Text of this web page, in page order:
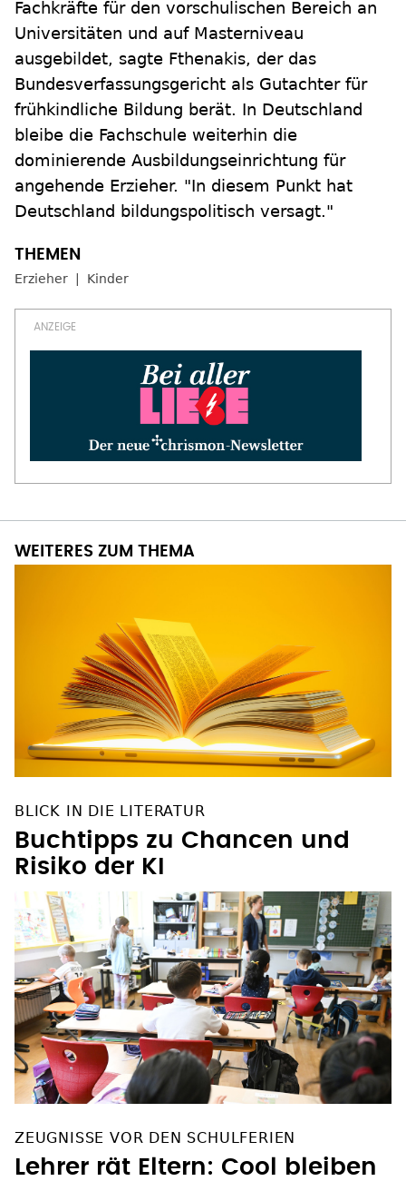
Fachkräfte für den vorschulischen Bereich an
Universitäten und auf Masterniveau
ausgebildet, sagte Fthenakis, der das
Bundesverfassungsgericht als Gutachter für
frühkindliche Bildung berät. In Deutschland
bleibe die Fachschule weiterhin die
dominierende Ausbildungseinrichtung für
angehende Erzieher. "In diesem Punkt hat
Deutschland bildungspolitisch versagt."
Erzieher Kinder
WEITERES ZUM THEMA
BLICK IN DIE LITERATUR
Buchtipps zu Chancen und
Risiko der KI
ZEUGNISSE VOR DEN SCHULFERIEN
Lehrer rät Eltern: Cool bleiben